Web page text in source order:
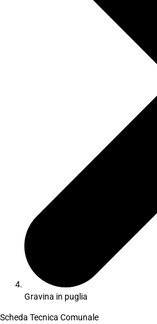
Gravina in puglia
Scheda Tecnica Comunale